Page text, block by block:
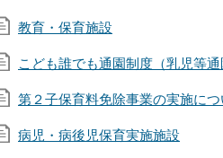
教育・保育施設
こども誰でも通園制度（乳児等通
第２子保育料免除事業の実施につ
病児・病後児保育実施施設